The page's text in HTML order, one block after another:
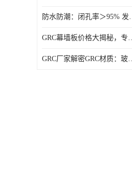
防水防潮：闭
GRC幕墙板价格大揭秘
GRC厂家解密GRC材质：